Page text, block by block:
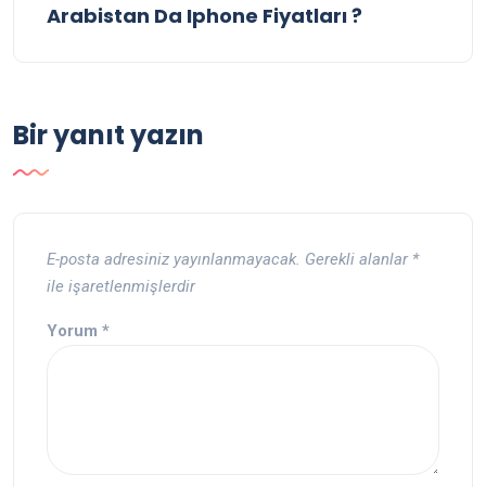
Arabistan Da Iphone Fiyatları ?
Bir yanıt yazın
E-posta adresiniz yayınlanmayacak. Gerekli alanlar *
ile işaretlenmişlerdir
Yorum *